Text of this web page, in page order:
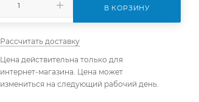
В КОРЗИНУ
Рассчитать доставку
Цена действительна только для
интернет-магазина. Цена может
измениться на следующий рабочий день.